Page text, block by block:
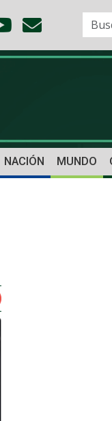
NACIÓN MUNDO